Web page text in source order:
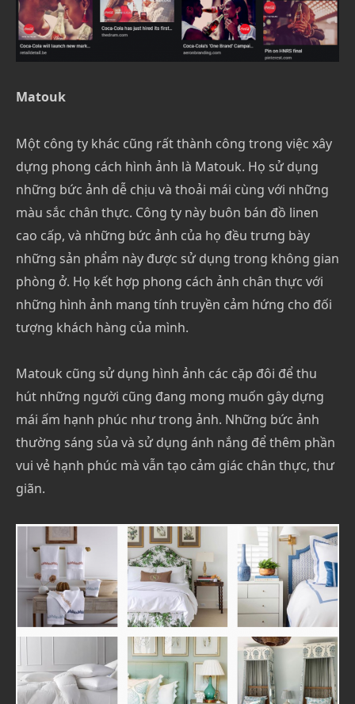
Matouk
Một công ty khác cũng rất thành công trong việc xây
dựng phong cách hình ảnh là Matouk. Họ sử dụng
những bức ảnh dễ chịu và thoải mái cùng với những
màu sắc chân thực. Công ty này buôn bán đồ linen
cao cấp, và những bức ảnh của họ đều trưng bày
những sản phẩm này được sử dụng trong không gian
phòng ở. Họ kết hợp phong cách ảnh chân thực với
những hình ảnh mang tính truyền cảm hứng cho đối
tượng khách hàng của mình.
Matouk cũng sử dụng hình ảnh các cặp đôi để thu
hút những người cũng đang mong muốn gây dựng
mái ấm hạnh phúc như trong ảnh. Những bức ảnh
thường sáng sủa và sử dụng ánh nắng để thêm phần
vui vẻ hạnh phúc mà vẫn tạo cảm giác chân thực, thư
giãn.